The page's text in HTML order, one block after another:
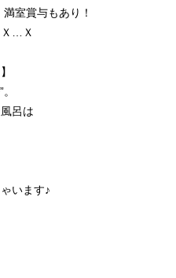
室賞与もあり！
…Ｘ
呂は
います♪